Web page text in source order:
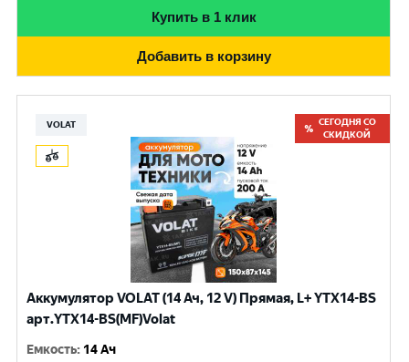
Купить в 1 клик
Добавить в корзину
VOLAT
СЕГОДНЯ СО
СКИДКОЙ
Аккумулятор VOLAT (14 Ач, 12 V) Прямая, L+ YTX14-BS
арт.YTX14-BS(MF)Volat
Емкость: 14 Ач